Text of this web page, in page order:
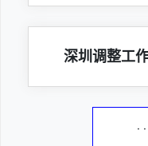
深圳调整工
·